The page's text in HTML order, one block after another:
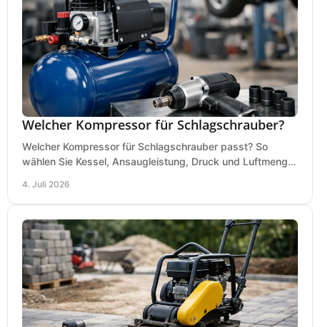
Welcher Kompressor für Schlagschrauber?
Welcher Kompressor für Schlagschrauber passt? So
wählen Sie Kessel, Ansaugleistung, Druck und Luftmenge
4. Juli 2026